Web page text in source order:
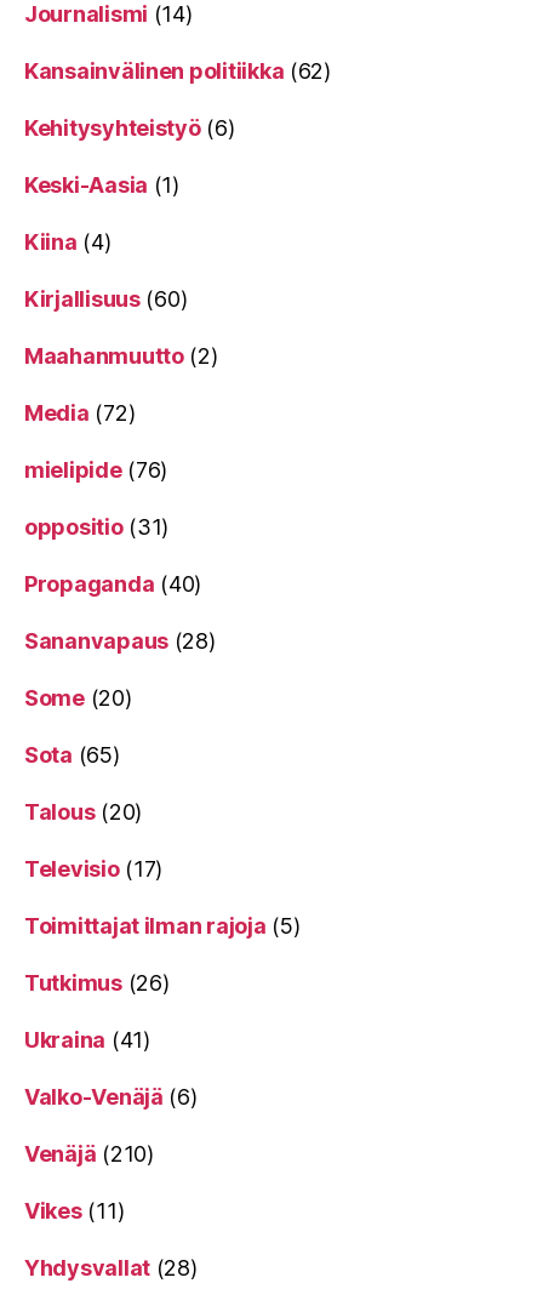
Journalismi (14)
Kansainvälinen politiikka (62)
Kehitysyhteistyö(6)
Keski-Aasia (1)
Kiina (4)
Kirjallisuus(60)
Maahanmuutto(2)
Media (72)
mielipide(76)
oppositio(31)
Propaganda (40)
Sananvapaus (28)
Some(20)
Sota (65)
Talous(20)
Televisio(17)
Toimittajat ilman rajoja (5)
Tutkimus(26)
Ukraina (41)
Valko-Venäjä (6)
Venäjä (210)
Vikes(11)
Yhdysvallat (28)